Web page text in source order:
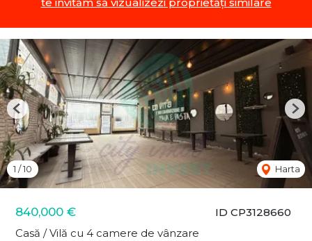
ID CP3128660
840,000 €
Casă / Vilă cu 4 camere de vânzare
1 /10 Harta
Previous